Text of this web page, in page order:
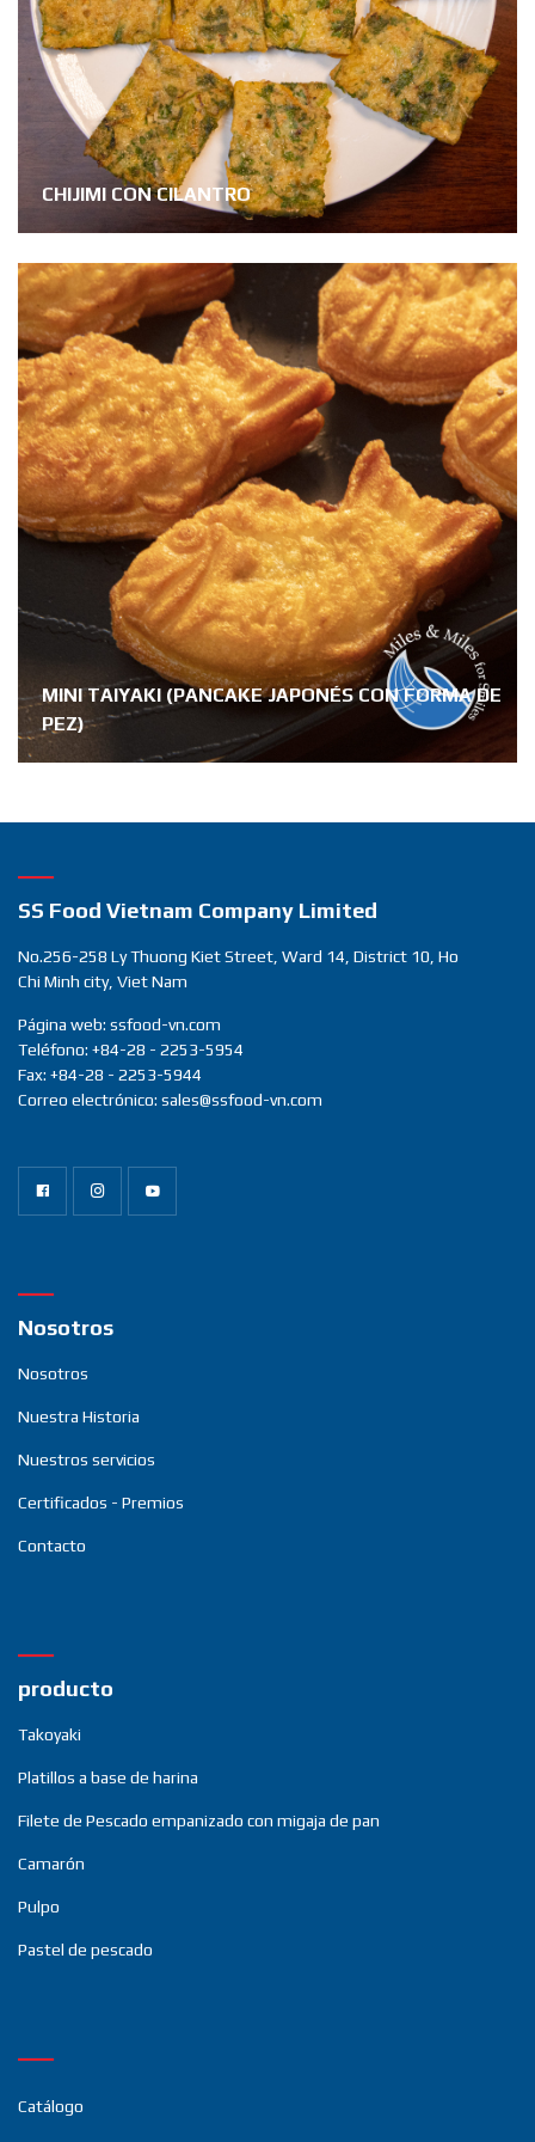
CHIJIMI CON CILANTRO
MINI TAIYAKI (PANCAKE JAPONÉS CON FORMA DE
PEZ)
SS Food Vietnam Company Limited
No.256-258 Ly Thuong Kiet Street, Ward 14, District 10, Ho
Chi Minh city, Viet Nam
Página web: ssfood-vn.com
Teléfono: +84-28 - 2253-5954
Fax: +84-28 - 2253-5944
Correo electrónico: sales@ssfood-vn.com
Nosotros
Nosotros
Nuestra Historia
Nuestros servicios
Certificados - Premios
Contacto
producto
Takoyaki
Platillos a base de harina
Filete de Pescado empanizado con migaja de pan
Camarón
Pulpo
Pastel de pescado
Catálogo